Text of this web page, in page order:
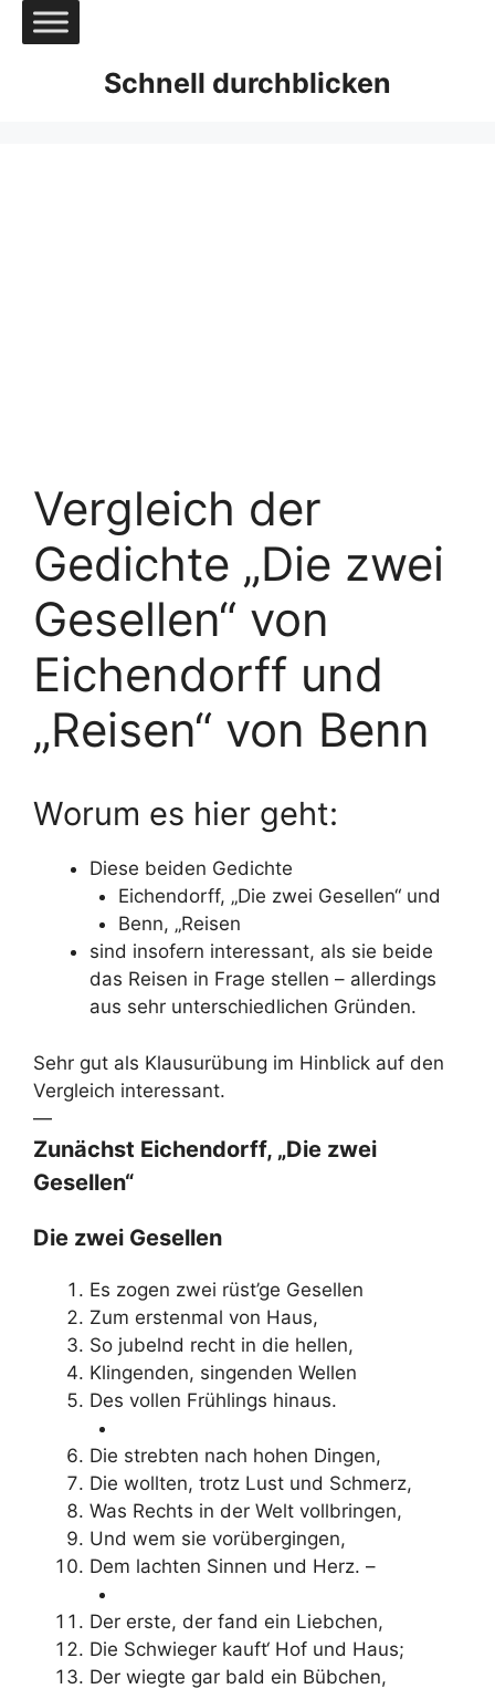
Zum
Inhalt
Schnell durchblicken
Vergleich der
Gedichte „Die zwei
Gesellen“ von
Eichendorff und
„Reisen“ von Benn
Worum es hier geht:
Diese beiden Gedichte
Eichendorff, „Die zwei Gesellen“ und
Benn, „Reisen
sind insofern interessant, als sie beide
das Reisen in Frage stellen – allerdings
aus sehr unterschiedlichen Gründen.
Sehr gut als Klausurübung im Hinblick auf den
Vergleich interessant.
—
Zunächst Eichendorff, „Die zwei
Gesellen“
Die zwei Gesellen
Es zogen zwei rüst’ge Gesellen
Zum erstenmal von Haus,
So jubelnd recht in die hellen,
Klingenden, singenden Wellen
Des vollen Frühlings hinaus.
Die strebten nach hohen Dingen,
Die wollten, trotz Lust und Schmerz,
Was Rechts in der Welt vollbringen,
Und wem sie vorübergingen,
Dem lachten Sinnen und Herz. –
Der erste, der fand ein Liebchen,
Die Schwieger kauft‘ Hof und Haus;
Der wiegte gar bald ein Bübchen,